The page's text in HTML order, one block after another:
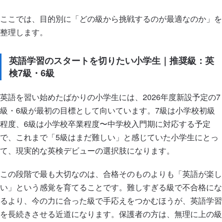
ここでは、目的別に「どの級から挑戦するのが最適なのか」を
整理します。
英語学習のスタートを切りたい小学生｜推奨級：英
検7級・6級
英語を習い始めたばかりの小学生には、2026年度新設予定の7
級・6級が最初の目標として向いています。7級は小学校初級
程度、6級は小学校卒業程度〜中学校入門期に対応する予定
で、これまで「5級はまだ難しい」と感じていた小学生にとっ
て、現実的な英検デビューの選択肢になります。
この段階で最も大切なのは、合格そのものよりも「英語が楽し
い」という感覚を育てることです。難しすぎる級で不合格にな
るより、今の力に合った級で手応えをつかむほうが、英語学習
を長続きさせる近道になります。保護者の方は、無理に上の級